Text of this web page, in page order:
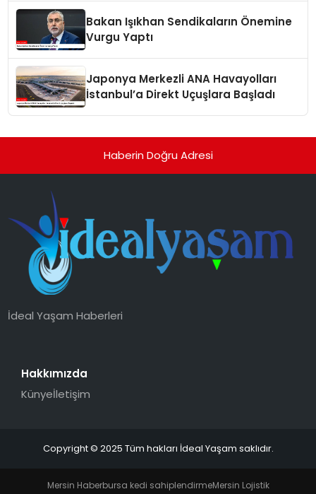
Bakan Işıkhan Sendikaların Önemine
Vurgu Yaptı
Japonya Merkezli ANA Havayolları
İstanbul’a Direkt Uçuşlara Başladı
Haberin Doğru Adresi
İdeal Yaşam Haberleri
Hakkımızda
Künyeİletişim
Copyright © 2025 Tüm hakları İdeal Yaşam saklıdır.
Mersin Haberbursa kedi sahiplendirmeMersin Lojistik